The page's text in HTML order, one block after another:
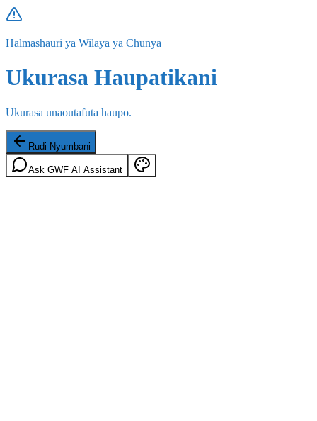
Halmashauri ya Wilaya ya Chunya
Ukurasa Haupatikani
Ukurasa unaoutafuta haupo.
Rudi Nyumbani
Ask GWF AI Assistant